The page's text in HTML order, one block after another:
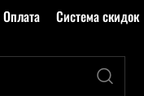
Оплата Система скидок